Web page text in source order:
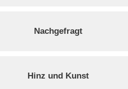
Nachgefragt
Hinz und Kunst